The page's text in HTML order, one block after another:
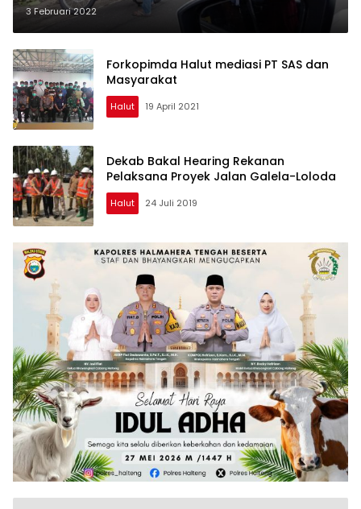
3 Februari 2022
Forkopimda Halut mediasi PT SAS dan
Masyarakat
Halut 19 April 2021
Dekab Bakal Hearing Rekanan
Pelaksana Proyek Jalan Galela-Loloda
Halut 24 Juli 2019